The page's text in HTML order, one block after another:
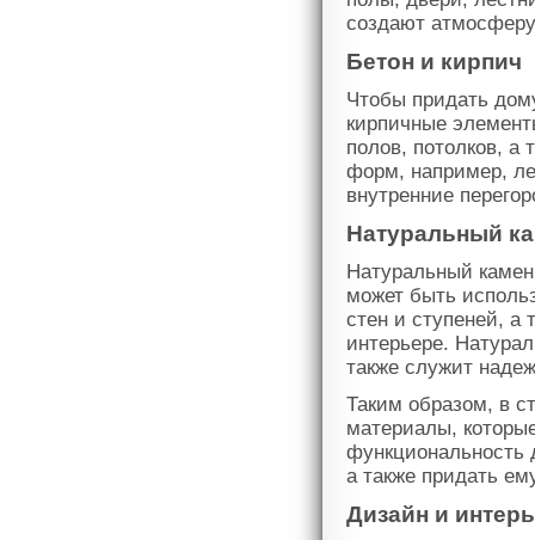
создают
Бетон и кирпич
Чтобы придать
кирпичные
полов, потолков, а
форм, например,
внутренние
Натуральный
Натуральный
может быть
стен и ступеней, а
интерьере.
также служит
Таким образом, в
материалы,
функциональность
а также придать
Дизайн и